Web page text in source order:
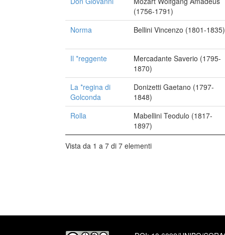
(1756-1791)
Norma
Bellini Vincenzo (1801-1835)
Il *reggente
Mercadante Saverio (1795-
1870)
La *regina di
Golconda
Donizetti Gaetano (1797-
1848)
Rolla
Mabellini Teodulo (1817-
1897)
Vista da 1 a 7 di 7 elementi